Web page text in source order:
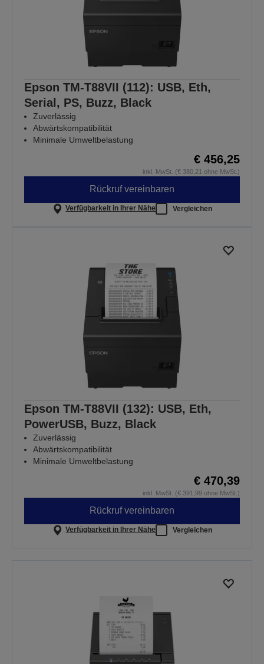
Epson TM-T88VII (112): USB, Eth,
Serial, PS, Buzz, Black
Zuverlässig
Abwärtskompatibilität
Minimale Umweltbelastung
€ 456,25
inkl. MwSt. (€ 380,21 ohne MwSt.)
Rückruf vereinbaren
Verfügbarkeit in Ihrer Nähe Vergleichen
Epson TM-T88VII (132): USB, Eth,
PowerUSB, Buzz, Black
Zuverlässig
Abwärtskompatibilität
Minimale Umweltbelastung
€ 470,39
inkl. MwSt. (€ 391,99 ohne MwSt.)
Rückruf vereinbaren
Verfügbarkeit in Ihrer Nähe Vergleichen